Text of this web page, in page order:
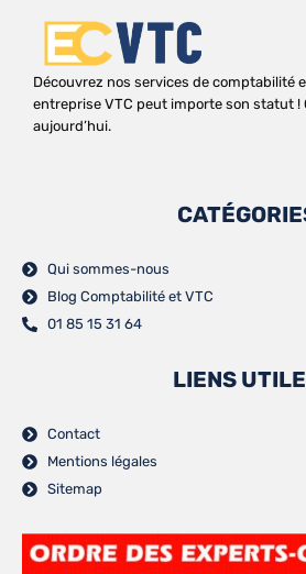
Découvrez nos services de comptabilité
entreprise VTC peut importe son statut !
aujourd’hui.
Qui sommes-nous
Blog Comptabilité et VTC
01 85 15 31 64
LIENS
Contact
Mentions légales
Sitemap